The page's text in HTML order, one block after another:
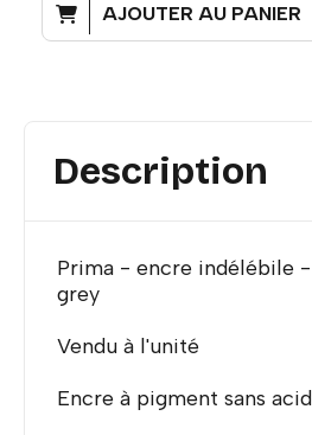
AJOUTER AU PANIER
Description
Prima - encre indélébile
grey
Vendu à l'unité
Encre à pigment sans